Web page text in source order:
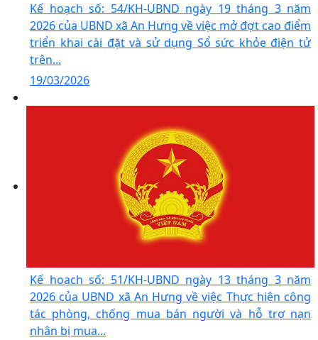
Kế hoạch số: 54/KH-UBND ngày 19 tháng 3 năm
2026 của UBND xã An Hưng về việc mở đợt cao điểm
triển khai cài đặt và sử dụng Sổ sức khỏe điện tử
trên...
19/03/2026
Kế hoạch số: 51/KH-UBND ngày 13 tháng 3 năm
2026 của UBND xã An Hưng về việc Thực hiện công
tác phòng, chống mua bán người và hỗ trợ nạn
nhân bị mua...